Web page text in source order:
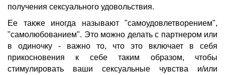
получения сексуального удовольствия.
Ее также иногда называют "самоудовлетворением",
"самолюбованием". Это можно делать с партнером или
в одиночку - важно то, что это включает в себя
прикосновения к себе таким образом, чтобы
стимулировать ваши сексуальные чувства и/или